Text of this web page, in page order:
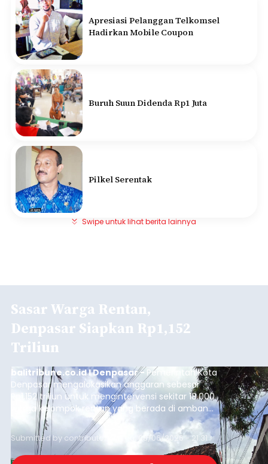
Apresiasi Pelanggan Telkomsel
Hadirkan Mobile Coupon
Buruh Suun Didenda Rp1 Juta
Pilkel Serentak
Swipe untuk lihat berita lainnya
Sasar Warga Rentan,
Denpasar Siapkan Rp1,152
Triliun
balitribune.co.id I Denpasar - Pemerintah Kota
Denpasar mengalokasikan anggaran sebesar
Rp1,152 triliun untuk mengintervensi sekitar 18.000
warga kelompok rentan yang berada di ambang
garis kemiskinan. Langkah strategis ini diambil
guna menjaga masyarakat yang berada pada
kelompok desil 5 dan 6 tersebut agar tidak
merosot ke kategori miskin.
Submitted by contributor Thu, 08/06/2026 - 21:31